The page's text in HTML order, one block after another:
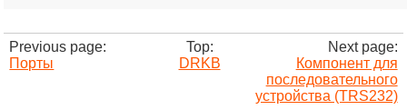
Previous page:
Порты
Top:
DRKB
Next page:
Компонент для
последовательного
устройства (TRS232)